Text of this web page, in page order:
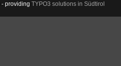
- providing TYPO3 solutions in Südtirol